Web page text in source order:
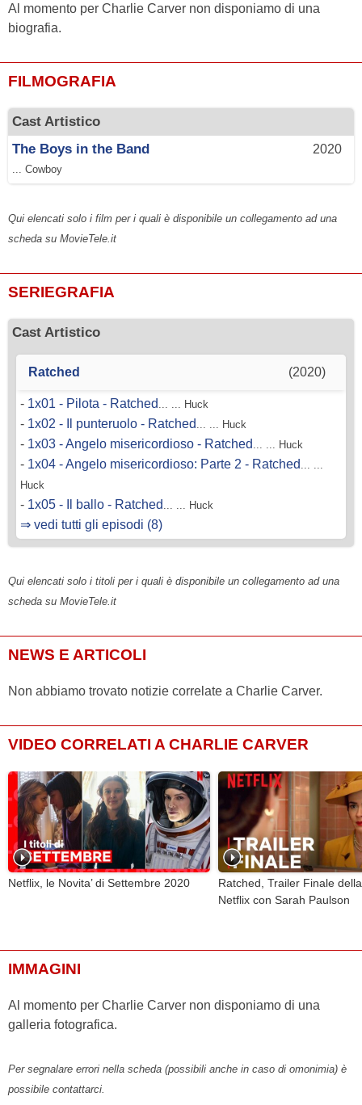
Al momento per Charlie Carver non disponiamo di una
biografia.
FILMOGRAFIA
Cast Artistico
2020
The Boys in the Band
... Cowboy
Qui elencati solo i film per i quali è disponibile un collegamento ad una
scheda su MovieTele.it
SERIEGRAFIA
Cast Artistico
Ratched (2020)
- 1x01 - Pilota - Ratched ... ... Huck
- 1x02 - Il punteruolo - Ratched ... ... Huck
- 1x03 - Angelo misericordioso - Ratched ... ... Huck
- 1x04 - Angelo misericordioso: Parte 2 - Ratched
Huck
- 1x05 - Il ballo - Ratched ... ... Huck
⇒ vedi tutti gli episodi (8)
Qui elencati solo i titoli per i quali è disponibile un collegamento ad una
scheda su MovieTele.it
NEWS E ARTICOLI
Non abbiamo trovato notizie correlate a Charlie Carver.
VIDEO CORRELATI A CHARLIE CARVER
Netflix, le Novita’ di Settembre 2020
Ratched, Trailer Finale
Netflix con Sarah Paulson
IMMAGINI
Al momento per Charlie Carver non disponiamo di una
galleria fotografica.
Per segnalare errori nella scheda (possibili anche in caso di omonimia) è
possibile contattarci.